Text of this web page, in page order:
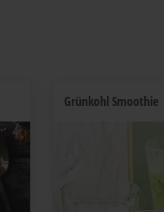
Grünkohl Smoothie